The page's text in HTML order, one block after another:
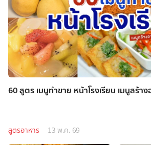
60 สูตร เมนูทำขาย หน้าโรงเรียน เมนูสร้า
สูตรอาหาร 13 พ.ค. 69